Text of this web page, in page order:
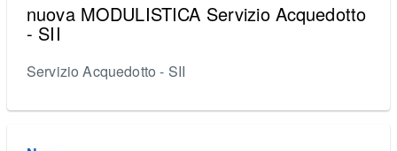
nuova MODULISTICA Servizio Acquedotto
- SII
Servizio Acquedotto - SII